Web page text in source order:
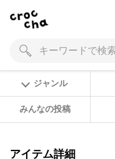
ジャンル
みんなの投稿
アイテム詳細